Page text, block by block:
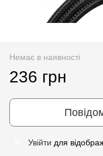
Немає в наявності
236 грн
Увійти для